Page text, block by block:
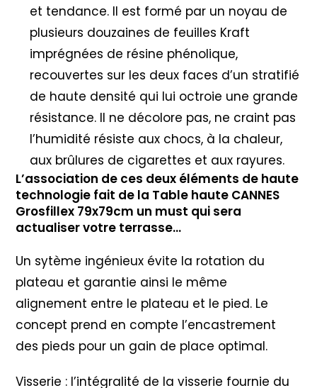
et tendance. Il est formé par un noyau de
plusieurs douzaines de feuilles Kraft
imprégnées de résine phénolique,
recouvertes sur les deux faces d’un stratifié
de haute densité qui lui octroie une grande
résistance. Il ne décolore pas, ne craint pas
l’humidité résiste aux chocs, à la chaleur,
aux brûlures de cigarettes et aux rayures.
L’association de ces deux éléments de haute
technologie fait de la Table haute CANNES
Grosfillex 79x79cm un must qui sera
actualiser votre terrasse…
Un sytème ingénieux évite la rotation du
plateau et garantie ainsi le même
alignement entre le plateau et le pied. Le
concept prend en compte l’encastrement
des pieds pour un gain de place optimal.
Visserie : l’intégralité de la visserie fournie du